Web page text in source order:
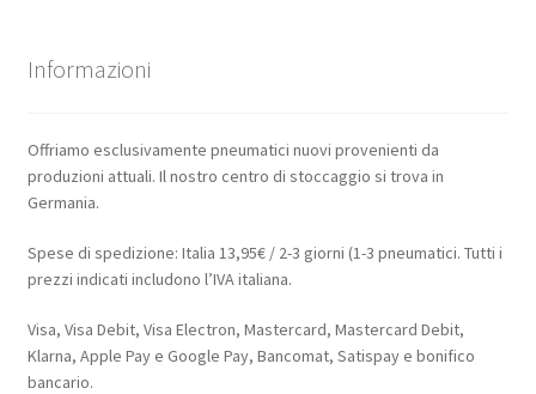
Informazioni
Offriamo esclusivamente pneumatici nuovi provenienti da
produzioni attuali. Il nostro centro di stoccaggio si trova in
Germania.
Spese di spedizione: Italia 13,95€ / 2-3 giorni (1-3 pneumatici. Tutti i
prezzi indicati includono l’IVA italiana.
Visa, Visa Debit, Visa Electron, Mastercard, Mastercard Debit,
Klarna, Apple Pay e Google Pay, Bancomat, Satispay e bonifico
bancario.